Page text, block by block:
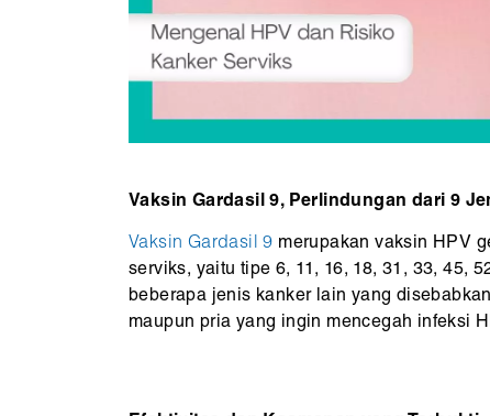
Vaksin Gardasil 9, Perlindungan dari 9
Vaksin Gardasil 9 merupakan vaksin HPV
serviks, yaitu tipe 6, 11, 16, 18, 31, 33, 45,
beberapa jenis kanker lain yang
maupun pria yang ingin mencegah infeksi